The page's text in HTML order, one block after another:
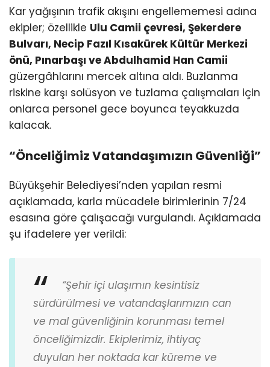
Kar yağışının trafik akışını engellememesi adına
ekipler; özellikle Ulu Camii çevresi, Şekerdere
Bulvarı, Necip Fazıl Kısakürek Kültür Merkezi
önü, Pınarbaşı ve Abdulhamid Han Camii
güzergâhlarını mercek altına aldı. Buzlanma
riskine karşı solüsyon ve tuzlama çalışmaları için
onlarca personel gece boyunca teyakkuzda
kalacak.
“Önceliğimiz Vatandaşımızın Güvenliği”
Büyükşehir Belediyesi’nden yapılan resmi
açıklamada, karla mücadele birimlerinin 7/24
esasına göre çalışacağı vurgulandı. Açıklamada
şu ifadelere yer verildi:
“Şehir içi ulaşımın kesintisiz
sürdürülmesi ve vatandaşlarımızın can
ve mal güvenliğinin korunması temel
önceliğimizdir. Ekiplerimiz, ihtiyaç
duyulan her noktada kar küreme ve